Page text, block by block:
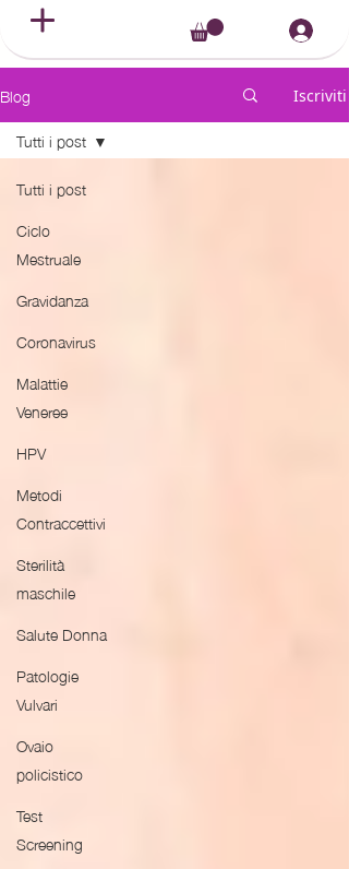
Blog Iscriviti
Tutti i post
Ciclo
Mestruale
Gravidanza
Coronavirus
Malattie
Veneree
HPV
Metodi
Contraccettivi
Sterilità
maschile
Salute Donna
Patologie
Vulvari
Ovaio
policistico
Test
Screening
Tutti i post